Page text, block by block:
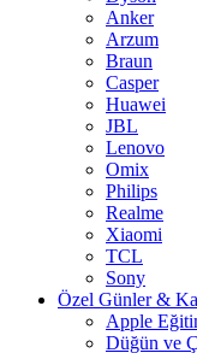
Anker
Arzum
Braun
Casper
Huawei
JBL
Lenovo
Omix
Philips
Realme
Xiaomi
TCL
Sony
Özel Günler &
Apple
Düğün ve